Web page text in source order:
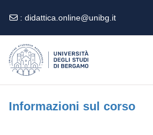
: didattica.online@unibg.it
Informazioni sul corso